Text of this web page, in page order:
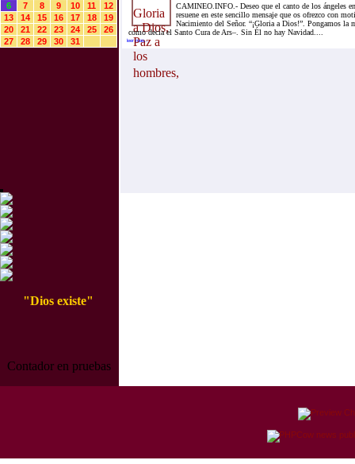
6
7 8 9 10 11
12
13
14 15 16 17 18
19
20
21 22 23 24 25
26
27
28 29 30 31
"Dios existe"
Contador en pruebas
CAMINEO.INFO.- Deseo que el canto de los ángeles
resuene en este sencillo mensaje que os ofrezco con
Nacimiento del Señor. “¡Gloria a Dios!”. Pongamos la
como decía el Santo Cura de Ars–. Sin Él no hay Navidad....
leer mas...